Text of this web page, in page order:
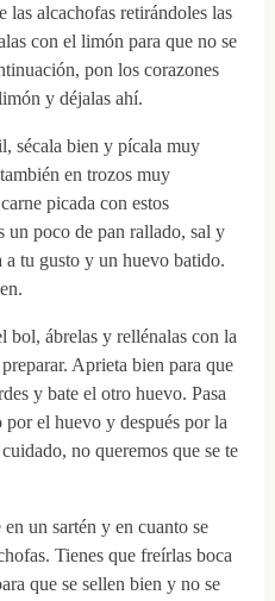
las alcachofas retirándoles las
con el limón para que no se
pon los corazones
y déjalas ahí.
sécala bien y pícala muy
en trozos muy
picada con estos
un poco de pan rallado, sal y
tu gusto y un huevo batido.
bol, ábrelas y rellénalas con la
Aprieta bien para que
y bate el otro huevo. Pasa
por el huevo y después por la
no queremos que se te
un sartén y en cuanto se
Tienes que freírlas boca
que se sellen bien y no se